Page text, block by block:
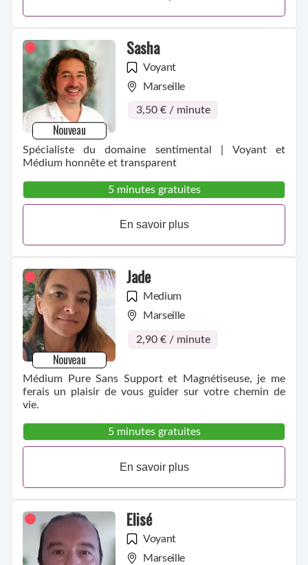
Nouveau
Sasha
Voyant
Marseille
3,50 € / minute
Spécialiste du domaine sentimental | Voyant et
Médium honnête et transparent
5 minutes gratuites
En savoir plus
Nouveau
Jade
Medium
Marseille
2,90 € / minute
Médium Pure Sans Support et Magnétiseuse, je me
ferais un plaisir de vous guider sur votre chemin de
vie.
5 minutes gratuites
En savoir plus
Elisé
Voyant
Marseille